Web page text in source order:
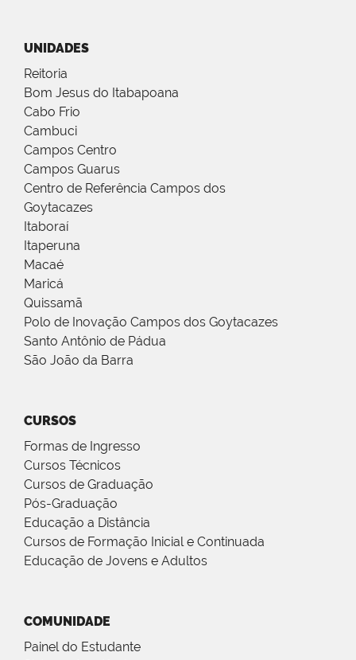
UNIDADES
Reitoria
Bom Jesus do Itabapoana
Cabo Frio
Cambuci
Campos Centro
Campos Guarus
Centro de Referência Campos dos
Goytacazes
Itaboraí
Itaperuna
Macaé
Maricá
Quissamã
Polo de Inovação Campos dos Goytacazes
Santo Antônio de Pádua
São João da Barra
CURSOS
Formas de Ingresso
Cursos Técnicos
Cursos de Graduação
Pós-Graduação
Educação a Distância
Cursos de Formação Inicial e Continuada
Educação de Jovens e Adultos
COMUNIDADE
Painel do Estudante